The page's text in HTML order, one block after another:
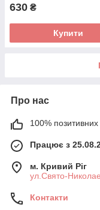
630 ₴
Купити
Про нас
100% позитивних
Працює з
м. Кривий Ріг
ул.Свято-
Контакти